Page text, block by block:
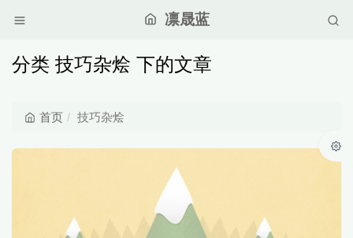
凛晟蓝
分类 技巧杂烩 下的文章
首页 技巧杂烩